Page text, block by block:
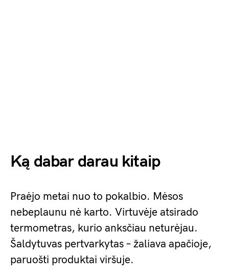
Ką dabar darau kitaip
Praėjo metai nuo to pokalbio. Mėsos
nebeplaunu nė karto. Virtuvėje atsirado
termometras, kurio anksčiau neturėjau.
Šaldytuvas pertvarkytas – žaliava apačioje,
paruošti produktai viršuje.